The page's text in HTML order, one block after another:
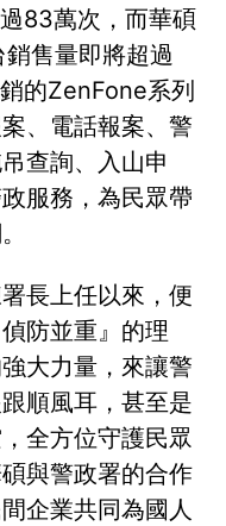
83萬次，而華碩
售量即將超過
的ZenFone系列
、電話報案、警
查詢、入山申
服務，為民眾帶
長上任以來，便
防並重』的理
大力量，來讓警
順風耳，甚至是
全方位守護民眾
與警政署的合作
企業共同為國人